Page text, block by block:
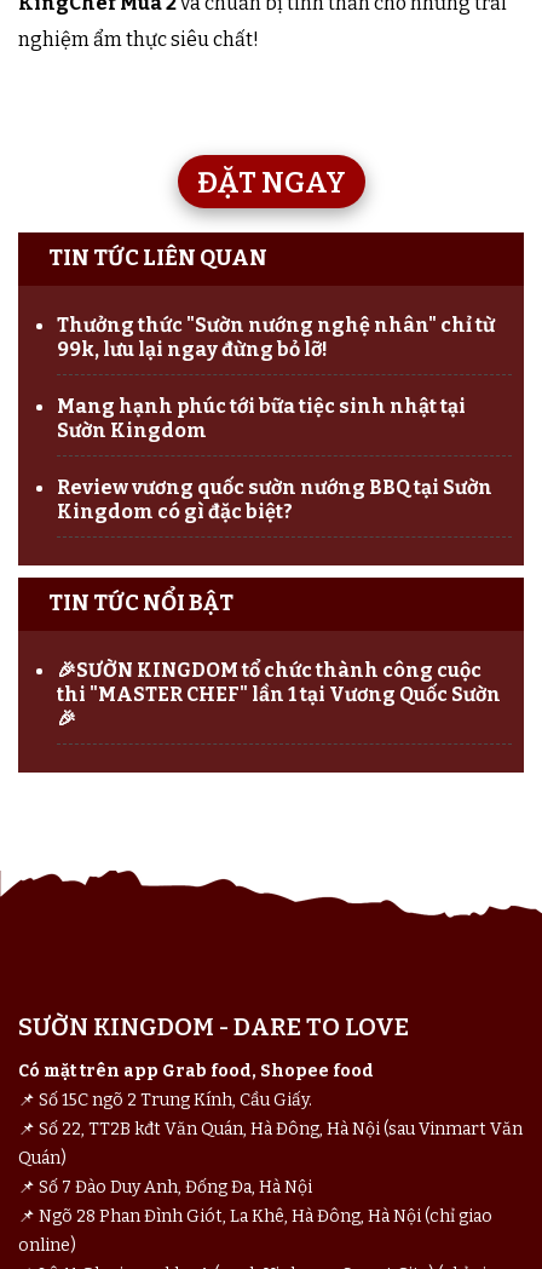
nghiệm ẩm thực siêu chất!
ĐẶT NGAY
TIN TỨC LIÊN QUAN
Thưởng thức "Sườn nướng nghệ nhân" chỉ từ
99k, lưu lại ngay đừng bỏ lỡ!
Mang hạnh phúc tới bữa tiệc sinh nhật tại
Sườn Kingdom
Review vương quốc sườn nướng BBQ tại Sườn
Kingdom có gì đặc biệt?
TIN TỨC NỔI BẬT
🎉SƯỜN KINGDOM tổ chức thành công cuộc
thi "MASTER CHEF" lần 1 tại Vương Quốc Sườn
🎉
SƯỜN KINGDOM - DARE TO LOVE
Có mặt trên app Grab food, Shopee food
📌 Số 15C ngõ 2 Trung Kính, Cầu Giấy.
📌 Số 22, TT2B kđt Văn Quán, Hà Đông, Hà Nội (sau Vinmart Văn
Quán)
📌 Số 7 Đào Duy Anh, Đống Đa, Hà Nội
📌 Ngõ 28 Phan Đình Giót, La Khê, Hà Đông, Hà Nội (chỉ giao
online)